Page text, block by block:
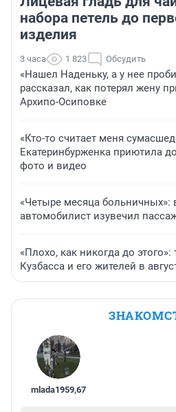
набора петель до
изделия
3 часа 1 823 Обсудить
«Нашел Наденьку, а у нее
рассказал, как потерял жену
Архипо-Осиповке
«Кто-то считает меня
Екатеринбурженка приютила
фото и видео
«Четыре месяца больничных»:
автомобилист изувечил
«Плохо, как никогда до этого»:
Кузбасса и его жителей в
mlada1959,67